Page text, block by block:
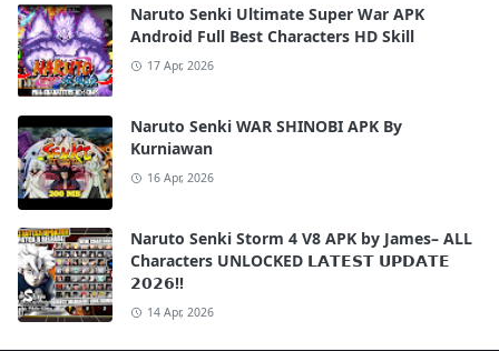
Naruto Senki Ultimate Super War APK
Android Full Best Characters HD Skill
17 Apr, 2026
Naruto Senki WAR SHINOBI APK By
Kurniawan
16 Apr, 2026
Naruto Senki Storm 4 V8 APK by James– ALL
Characters UNLOCKED 𝗟𝗔𝗧𝗘𝗦𝗧 𝗨𝗣𝗗𝗔𝗧𝗘
𝟮𝟬𝟮𝟲!!
14 Apr, 2026